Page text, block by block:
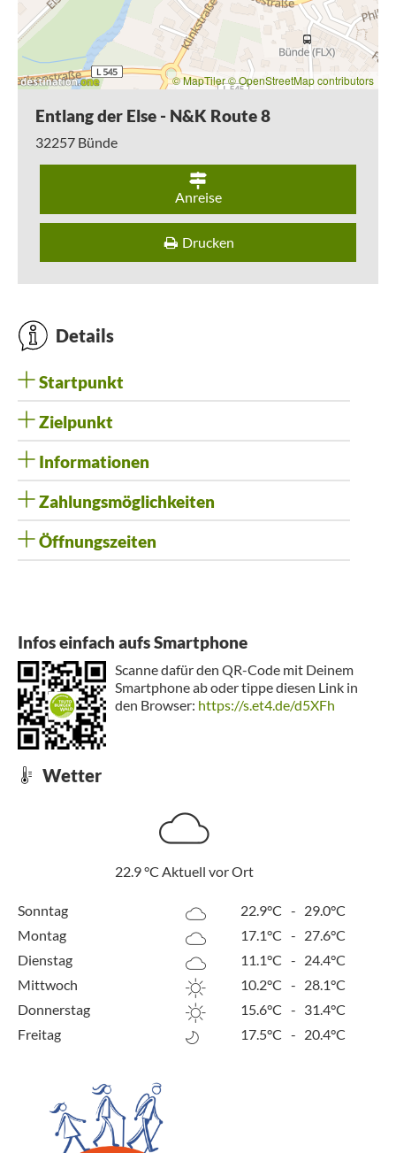
© MapTiler© OpenStreetMap contributors
Entlang der Else - N&K Route 8
32257 Bünde
Anreise
Drucken
Details
Startpunkt
Zielpunkt
Informationen
Zahlungsmöglichkeiten
Öffnungszeiten
Infos einfach aufs Smartphone
Scanne dafür den QR-Code mit Deinem
Smartphone ab oder tippe diesen Link in
den Browser: https://s.et4.de/d5XFh
Wetter
22.9°C Aktuell vor Ort
Sonntag 22.9°C - 29.0°C
Montag
17.1°C - 27.6°C
Dienstag
11.1°C - 24.4°C
Mittwoch
10.2°C - 28.1°C
Donnerstag
15.6°C - 31.4°C
Freitag
17.5°C - 20.4°C